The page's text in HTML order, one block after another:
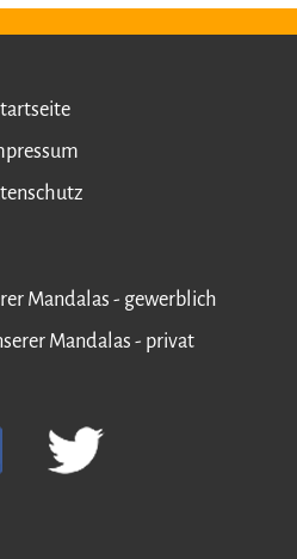
Mandalas - gewerblich
Mandalas - privat